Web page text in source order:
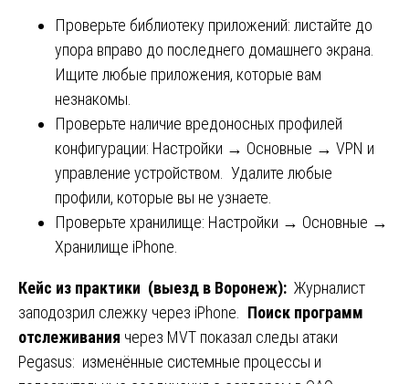
Проверьте библиотеку приложений: листайте до
упора вправо до последнего домашнего экрана.
Ищите любые приложения, которые вам
незнакомы.
Проверьте наличие вредоносных профилей
конфигурации: Настройки → Основные → VPN и
управление устройством. Удалите любые
профили, которые вы не узнаете.
Проверьте хранилище: Настройки → Основные →
Хранилище iPhone.
Кейс из практики (выезд в Воронеж): Журналист
заподозрил слежку через iPhone. Поиск программ
отслеживания через MVT показал следы атаки
Pegasus: изменённые системные процессы и